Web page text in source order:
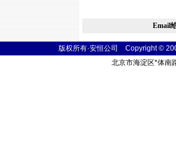
Email
版权所有·安恒公司 Copyright ©
北京市海淀区*体南